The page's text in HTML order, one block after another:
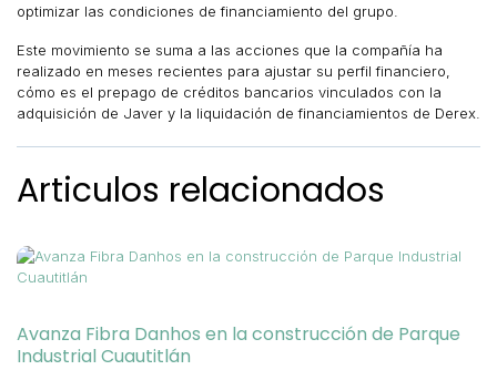
optimizar las condiciones de financiamiento del grupo.
Este movimiento se suma a las acciones que la compañía ha
realizado en meses recientes para ajustar su perfil financiero,
cómo es el prepago de créditos bancarios vinculados con la
adquisición de Javer y la liquidación de financiamientos de Derex.
Articulos relacionados
Avanza Fibra Danhos en la construcción de Parque
Industrial Cuautitlán